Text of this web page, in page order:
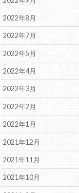
2022年8月
2022年7月
2022年5月
2022年4月
2022年3月
2022年2月
2022年1月
2021年12月
2021年11月
2021年10月